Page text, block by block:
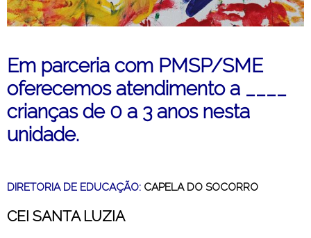
Em parceria com PMSP/SME
oferecemos atendimento a ____
crianças de 0 a 3 anos nesta
unidade.
DIRETORIA DE EDUCAÇÃO: CAPELA DO SOCORRO
CEI SANTA LUZIA